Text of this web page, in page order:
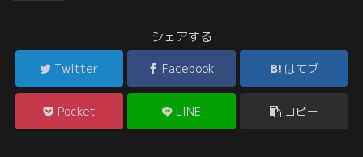
シェアする
Twitter Facebook はてブ
Pocket LINE コピー